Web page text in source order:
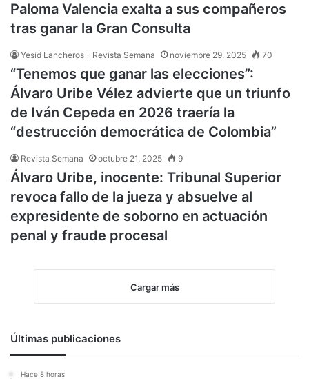
Paloma Valencia exalta a sus compañeros
tras ganar la Gran Consulta
Yesid Lancheros - Revista Semana noviembre 29, 2025 70
“Tenemos que ganar las elecciones”:
Álvaro Uribe Vélez advierte que un triunfo
de Iván Cepeda en 2026 traería la
“destrucción democrática de Colombia”
Revista Semana octubre 21, 2025 9
Álvaro Uribe, inocente: Tribunal Superior
revoca fallo de la jueza y absuelve al
expresidente de soborno en actuación
penal y fraude procesal
Cargar más
Últimas publicaciones
Hace 8 horas